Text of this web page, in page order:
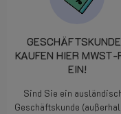
KAUFEN HIER MWST-
EIN!
Sind Sie ein
Geschäftskunde